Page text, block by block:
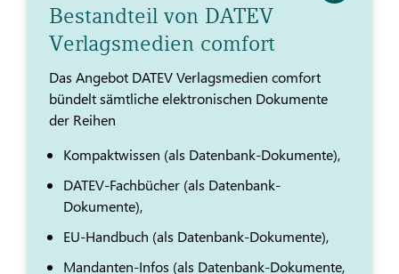
Bestandteil von DATEV
Verlagsmedien comfort
Das Angebot DATEV Verlagsmedien comfort
bündelt sämtliche elektronischen Dokumente
der Reihen
Kompaktwissen (als Datenbank-Dokumente),
DATEV-Fachbücher (als Datenbank-
Dokumente),
EU-Handbuch (als Datenbank-Dokumente),
Mandanten-Infos (als Datenbank-Dokumente,